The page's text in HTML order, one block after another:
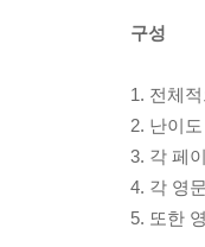
구성
1. 전체
2. 난이
3. 각 페
4. 각 영
5. 또한